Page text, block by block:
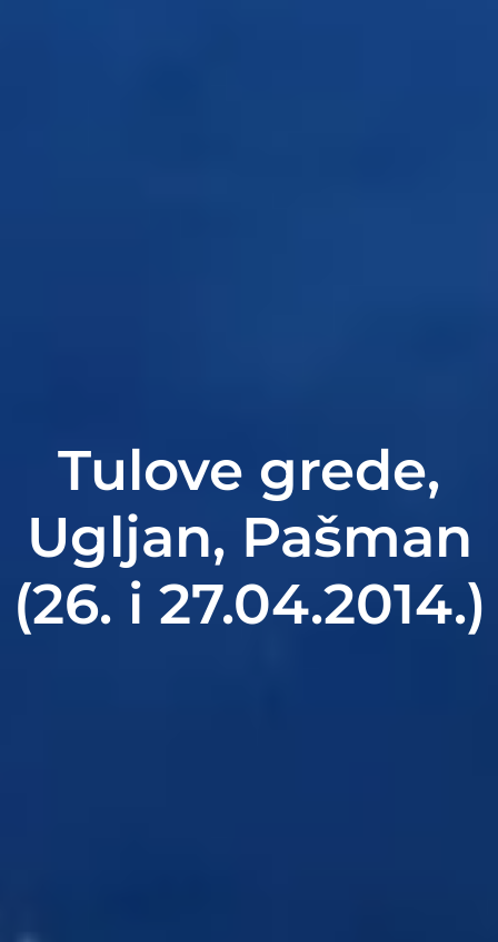
Tulove grede,
Ugljan, Pašman
(26. i 27.04.2014.)